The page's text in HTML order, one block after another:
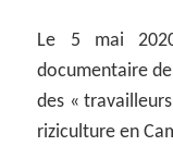
Le 5 mai
documentaire
des «
riziculture en